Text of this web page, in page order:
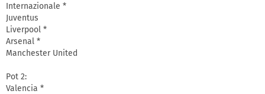
Internazionale *
Juventus
Liverpool *
Arsenal *
Manchester United
Pot 2:
Valencia *